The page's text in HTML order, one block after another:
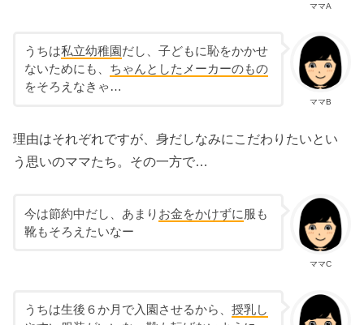
ママA
ママB
うちは私立幼稚園 だし、子どもに恥をかかせ
ないためにも、 ちゃんとしたメーカーのもの
をそろえなきゃ…
理由はそれぞれですが、身だしなみにこだわりたいとい
う思いのママたち。その一方で…
ママC
今は節約中だし、あまり お金をかけずに 服も
靴もそろえたいなー
うちは生後６か月で入園させるから、 授乳し